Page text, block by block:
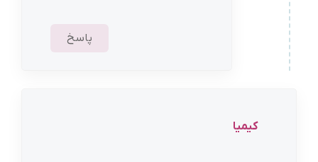
پاسخ
کیمیا